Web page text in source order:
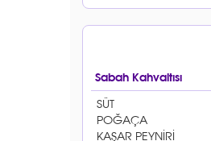
Sabah Kahvaltısı